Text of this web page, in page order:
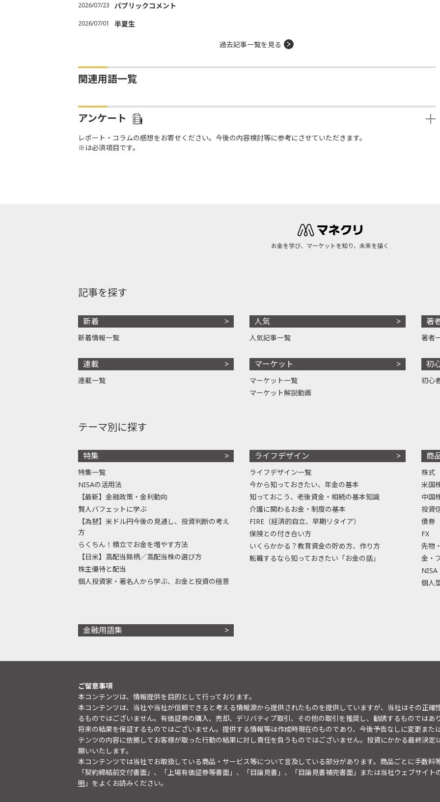
2026/07/23 パブリックコメント
2026/07/01 半夏生
過去記事一覧を見る
関連用語一覧
アンケート
レポート・コラムの感想をお寄せください。今後の内容検討等に参考にさせていただきます。
※は必須項目です。
お金を学び、マーケットを知り、未来を描く
記事を探す
新着
新着情報一覧
連載
連載一覧
人気
人気記事一覧
マーケット
マーケット一覧
マーケット解説動画
著
著者
初
初心
テーマ別に探す
特集
特集一覧
NISAの活用法
【最新】金融政策・金利動向
賢人バフェットに学ぶ
【為替】米ドル円今後の見通し、投資判断の考え
方
らくちん！積立でお金を増やす方法
【日米】高配当銘柄／高配当株の選び方
株主優待と配当
個人投資家・著名人から学ぶ、お金と投資の極意
ライフデザイン
ライフデザイン一覧
今から知っておきたい、年金の基本
知っておこう、老後資金・相続の基本知識
介護に関わるお金・制度の基本
FIRE（経済的自立、早期リタイア）
保険との付き合い方
いくらかかる？教育資金の貯め方、作り方
転職するなら知っておきたい「お金の話」
商
株式
米国
中国
投資
債券
FX
先物
金・
NISA
個人
金融用語集
ご留意事項
本コンテンツは、情報提供を目的として行っております。
本コンテンツは、当社や当社が信頼できると考える情報源から提供されたものを提供していますが、当社はその正
るものではございません。有価証券の購入、売却、デリバティブ取引、その他の取引を推奨し、勧誘するものでは
将来の結果を保証するものではございません。提供する情報等は作成時現在のものであり、今後予告なしに変更また
テンツの内容に依拠してお客様が取った行動の結果に対し責任を負うものではございません。投資にかかる最終決
願いいたします。
本コンテンツでは当社でお取扱している商品・サービス等について言及している部分があります。商品ごとに手数料
「契約締結前交付書面」、「上場有価証券等書面」、「目論見書」、「目論見書補完書面」または当社ウェブサイト
明 」をよくお読みください。